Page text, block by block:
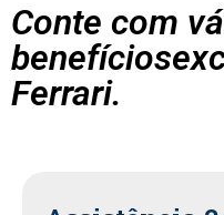
Conte com
Ferrari.